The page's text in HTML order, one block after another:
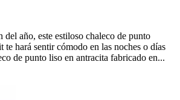
del año, este estiloso chaleco de punto
hará sentir cómodo en las noches o días
de punto liso en antracita fabricado en...